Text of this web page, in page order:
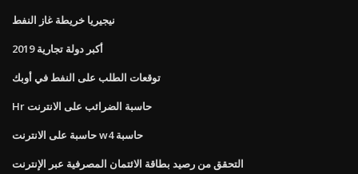
نيجيريا خريطة غاز النفط
أكبر دولة تجارية 2019
توقعات الطلب على النفط في أوبك
Hr حاسبة الضرائب على الانترنت
حاسبة على الانترنت w4 حاسبة
التحقق من رصيد بطاقة الائتمان المصرفية عبر الإنترنت